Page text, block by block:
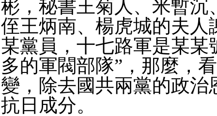
彬，秘書王菊人、米暫沉
侄王炳南、楊虎城的夫人
某黨員，十七路軍是某某
多的軍閥部隊”，那麼，
變，除去國共兩黨的政治
抗日成分。